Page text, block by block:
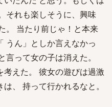
それも楽しそうに、興味
。 当たり前じゃ！と本来
うん」としか言えなかっ
って女の子は消えた。
えた。 彼女の遊びは過激
、 持って行かれるなと。